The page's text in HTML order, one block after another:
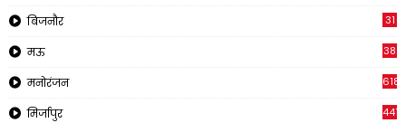
बिजनौर 31
मऊ 38
मनोरंजन 618
मिर्जापुर 441